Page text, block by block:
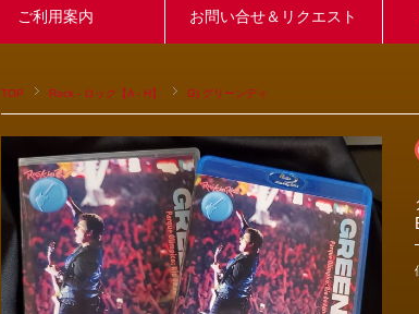
ご利用案内 お問い合せ＆リクエスト
TOP Rock - ロック【A - H】 G) グリーンディ